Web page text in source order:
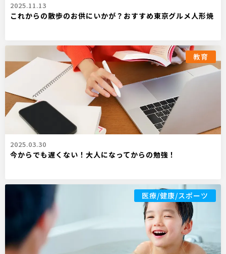
2025.11.13
これからの散歩のお供にいかが？おすすめ東京グルメ人形焼
教育
2025.03.30
今からでも遅くない！大人になってからの勉強！
医療/健康/スポーツ